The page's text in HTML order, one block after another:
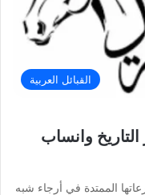
القبائل العربية
التاريخ وانساب
الممتدة في أرجاء شبه